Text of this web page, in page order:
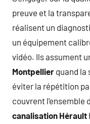
preuve et la
réalisent un
un équipement
vidéo. Ils assument
Montpellier quand la
éviter la répétition
couvrent l’ensemble
canalisation Hérault